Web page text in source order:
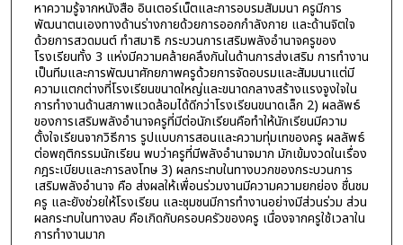
หาความรู้จากหนังสือ อินเตอร์เน็ตและการอบรมสัมมนา ครูมีการ
พัฒนาตนเองทางด้านร่างกายด้วยการออกกำลังกาย และด้านจิตใจ
ด้วยการสวดมนต์ ทำสมาธิ กระบวนการเสริมพลังอำนาจครูของ
โรงเรียนทั้ง 3 แห่งมีความคล้ายคลึงกันในด้านการส่งเสริม การทำงาน
เป็นทีมและการพัฒนาศักยภาพครูด้วยการจัดอบรมและสัมมนาแต่มี
ความแตกต่างที่โรงเรียนขนาดใหญ่และขนาดกลางสร้างแรงจูงใจใน
การทำงานด้านสภาพแวดล้อมได้ดีกว่าโรงเรียนขนาดเล็ก 2) ผลลัพธ์
ของการเสริมพลังอำนาจครูที่มีต่อนักเรียนคือทำให้นักเรียนมีความ
ตั้งใจเรียนจากวิธีการ รูปแบบการสอนและความทุ่มเทของครู ผลลัพธ์
ต่อพฤติกรรมนักเรียน พบว่าครูที่มีพลังอำนาจมาก มักเข้มงวดในเรื่อง
กฎระเบียบและการลงโทษ 3) ผลกระทบในทางบวกของกระบวนการ
เสริมพลังอำนาจ คือ ส่งผลให้เพื่อนร่วมงานมีความความยกย่อง ชื่นชม
ครู และยังช่วยให้โรงเรียน และชุมชนมีการทำงานอย่างมีส่วนร่วม ส่วน
ผลกระทบในทางลบ คือเกิดกับครอบครัวของครู เนื่องจากครูใช้เวลาใน
การทำงานมาก